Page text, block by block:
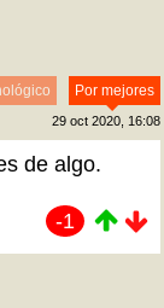
Por mejores
29 oct 2020, 16:08
de algo.
-1